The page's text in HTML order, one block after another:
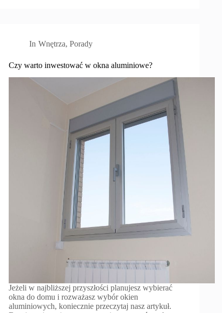
In Wnętrza, Porady
Czy warto inwestować w okna aluminiowe?
Jeżeli w najbliższej przyszłości planujesz wybierać
okna do domu i rozważasz wybór okien
aluminiowych, koniecznie przeczytaj nasz artykuł.